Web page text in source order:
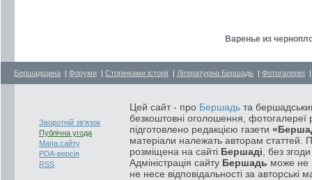
Варенье из
Бершадщина | Форуми | Сторінками історії | Літературна Бершадь | Фотогалереї
Зворотній зв'язок
Публічна угода
Мапа сайту
PDA-версія
RSS
Цей сайт - про Бершадь та
безкоштовні оголошення, фотогалереї
підготовлено редакцією газети
матеріали належать авторам статтей.
розміщена на сайті Бершаді , без
Адміністрація сайту Бершадь може не
не несе відповідальності за авторські